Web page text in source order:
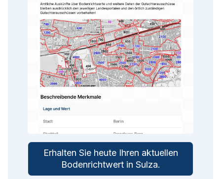
Erhalten Sie heute Ihren aktuellen
Bodenrichtwert in Sulza.